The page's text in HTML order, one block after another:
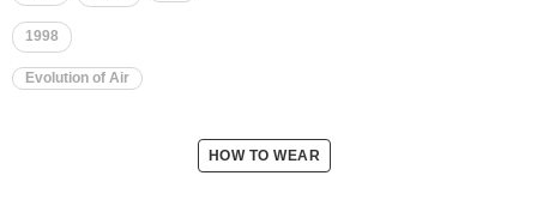
1998
Evolution of Air
HOW TO WEAR